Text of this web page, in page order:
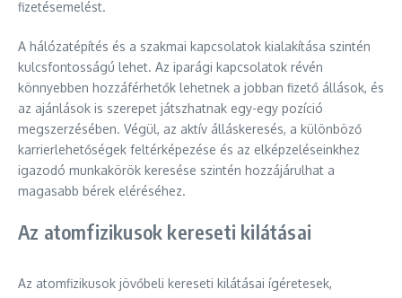
fizetésemelést.
A hálózatépítés és a szakmai kapcsolatok kialakítása szintén
kulcsfontosságú lehet. Az iparági kapcsolatok révén
könnyebben hozzáférhetők lehetnek a jobban fizető állások, és
az ajánlások is szerepet játszhatnak egy-egy pozíció
megszerzésében. Végül, az aktív álláskeresés, a különböző
karrierlehetőségek feltérképezése és az elképzeléseinkhez
igazodó munkakörök keresése szintén hozzájárulhat a
magasabb bérek eléréséhez.
Az atomfizikusok kereseti kilátásai
Az atomfizikusok jövőbeli kereseti kilátásai ígéretesek,